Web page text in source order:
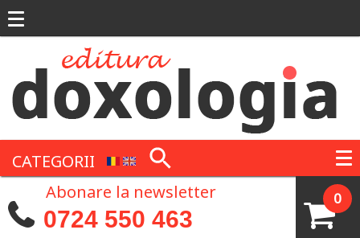
CATEGORII
0
Abonare la newsletter
0724 550 463